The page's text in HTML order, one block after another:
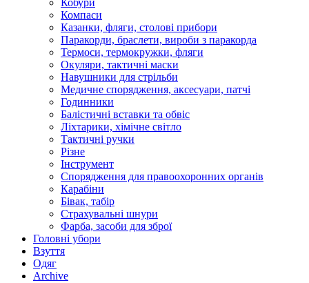
Кобури
Компаси
Казанки, фляги, столові прибори
Паракорди, браслети, вироби з паракорда
Термоси, термокружки, фляги
Окуляри, тактичні маски
Навушники для стрільби
Медичне спорядження, аксесуари, патчі
Годинники
Балістичні вставки та обвіс
Ліхтарики, хімічне світло
Тактичні ручки
Різне
Інструмент
Спорядження для правоохоронних органів
Карабіни
Бівак, табір
Страхувальні шнури
Фарба, засоби для зброї
Головні убори
Взуття
Одяг
Archive